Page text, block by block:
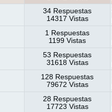
34 Respuestas
14317 Vistas
1 Respuestas
1199 Vistas
53 Respuestas
31618 Vistas
128 Respuestas
79672 Vistas
28 Respuestas
17723 Vistas